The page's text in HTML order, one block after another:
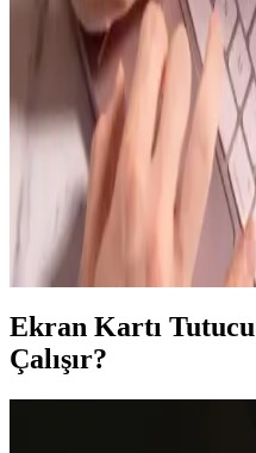
Apple TV ve HomePod
zekâ ve donanım özellikleriyle
Kullanıcılar performans ve
MacBook Neo
Bilgisayarda
MacBook Neo, uygun fiyatıyla
performans ve dayanıklılık
işlemcisiyle dikkat çeken cihaz,
standartlarıyla öne çıkıyor.
Ekran Kartı
Çalışır?